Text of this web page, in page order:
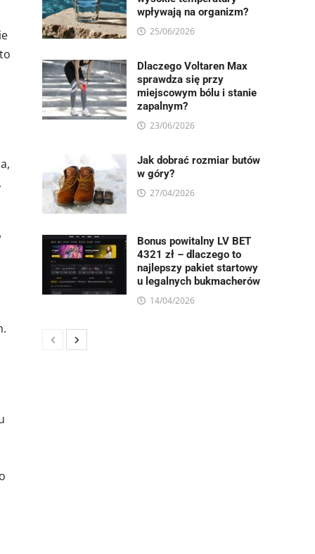
wpływają na organizm?
25/06/2026
Dlaczego Voltaren Max
sprawdza się przy
miejscowym bólu i stanie
zapalnym?
23/06/2026
Jak dobrać rozmiar butów
w góry?
27/04/2026
Bonus powitalny LV BET
4321 zł – dlaczego to
najlepszy pakiet startowy
u legalnych bukmacherów
14/04/2026